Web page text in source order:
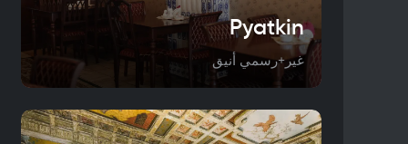
Pyatkin
غير+رسمي أنيق